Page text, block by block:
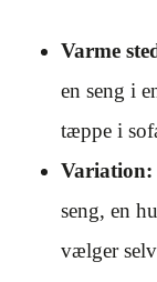
Varme
en seng i
tæppe i
Variation:
seng, en
vælger